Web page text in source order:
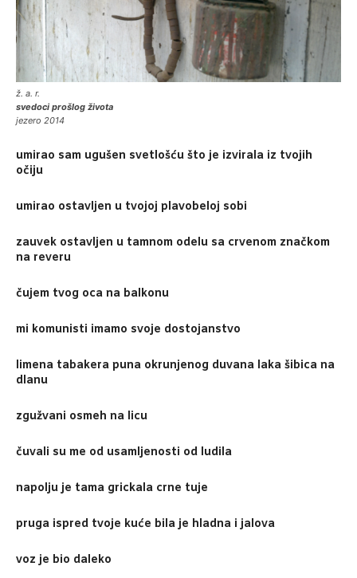
ž. a. r.
svedoci prošlog života
jezero 2014
umirao sam ugušen svetlošću što je izvirala iz tvojih
očiju
umirao ostavljen u tvojoj plavobeloj sobi
zauvek ostavljen u tamnom odelu sa crvenom značkom
na reveru
čujem tvog oca na balkonu
mi komunisti imamo svoje dostojanstvo
limena tabakera puna okrunjenog duvana laka šibica na
dlanu
zgužvani osmeh na licu
čuvali su me od usamljenosti od ludila
napolju je tama grickala crne tuje
pruga ispred tvoje kuće bila je hladna i jalova
voz je bio daleko